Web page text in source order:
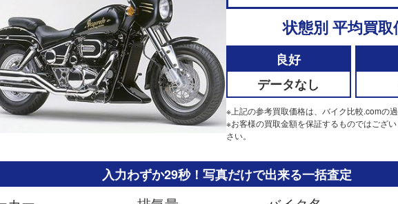
状態別 平均買取
良好
データなし
※上記の参考買取価格は、バイク比較.comの過
※お客様の買取金額を保証するものではござ
さい。
入力わずか29秒！ 写真だけで出来る一括査定